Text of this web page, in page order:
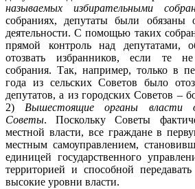
называемых избирательными
собраниях, депутаты были обязаны
деятельности. С помощью таких
прямой контроль над депутатами,
отозвать избранников, если те
собрания. Так, например, только в
года из сельских Советов было
депутатов, а из городских Советов –
2) Вышестоящие органы власти
Советы. Поскольку Советы
местной власти, все граждане в
местным самоуправлением,
единицей государственного
территорией и способной
высокие уровни власти.